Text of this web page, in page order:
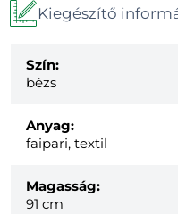
Kiegészítő
Szín:
bézs
Anyag:
faipari, textil
Magasság:
91 cm